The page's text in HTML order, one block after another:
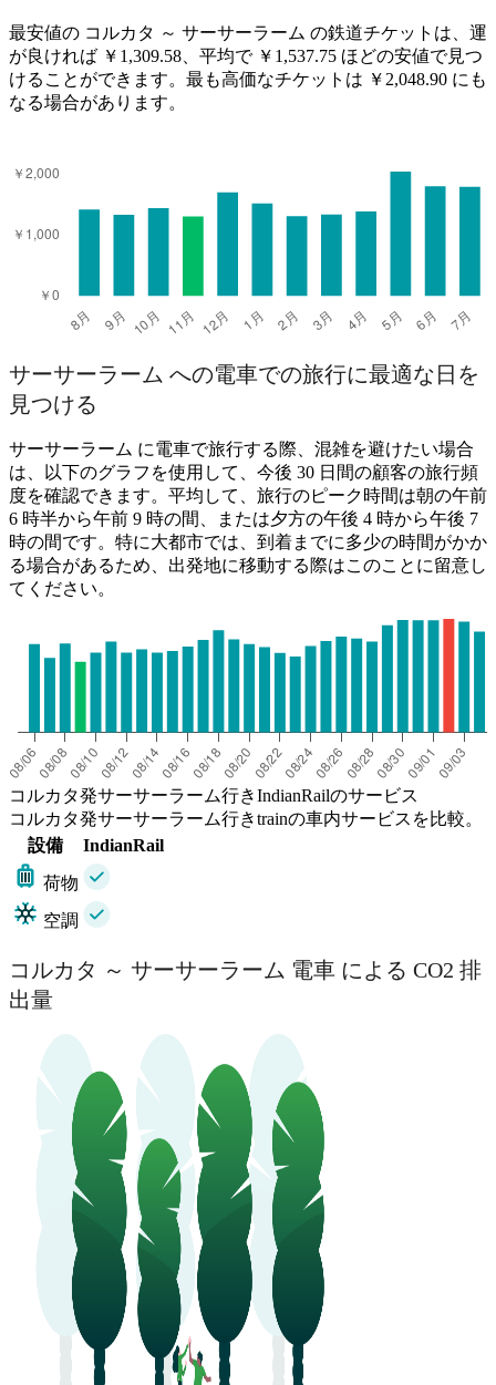
最安値の コルカタ ～ サーサーラーム の鉄道チケットは、運
が良ければ ￥1,309.58、平均で ￥1,537.75 ほどの安値で見つ
けることができます。最も高価なチケットは ￥2,048.90 にも
なる場合があります。
サーサーラーム への電車での旅行に最適な日を
見つける
サーサーラーム に電車で旅行する際、混雑を避けたい場合
は、以下のグラフを使用して、今後 30 日間の顧客の旅行頻
度を確認できます。平均して、旅行のピーク時間は朝の午前
6 時半から午前 9 時の間、または夕方の午後 4 時から午後 7
時の間です。特に大都市では、到着までに多少の時間がかか
る場合があるため、出発地に移動する際はこのことに留意し
てください。
コルカタ発サーサーラーム行きIndianRailのサービス
コルカタ発サーサーラーム行きtrainの車内サービスを比較。
設備
IndianRail
荷物
空調
コルカタ ～ サーサーラーム 電車 による CO2 排
出量